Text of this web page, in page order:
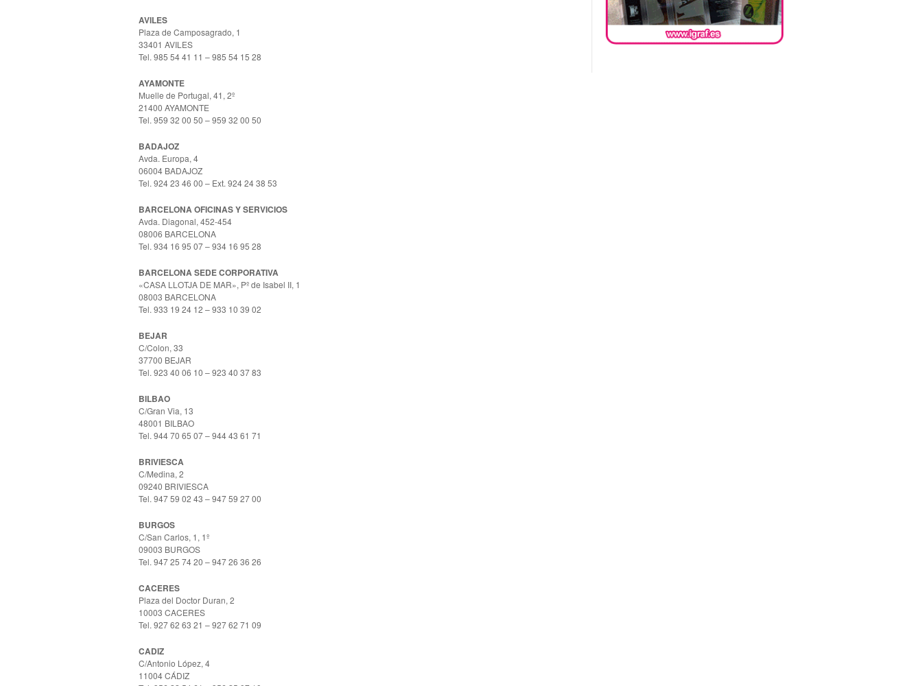
AVILES
Plaza de Camposagrado, 1
33401 AVILES
Tel. 985 54 41 11 – 985 54 15 28
AYAMONTE
Muelle de Portugal, 41, 2º
21400 AYAMONTE
Tel. 959 32 00 50 – 959 32 00 50
BADAJOZ
Avda. Europa, 4
06004 BADAJOZ
Tel. 924 23 46 00 – Ext. 924 24 38 53
BARCELONA OFICINAS Y SERVICIOS
Avda. Diagonal, 452-454
08006 BARCELONA
Tel. 934 16 95 07 – 934 16 95 28
BARCELONA SEDE CORPORATIVA
«CASA LLOTJA DE MAR», Pº de Isabel II, 1
08003 BARCELONA
Tel. 933 19 24 12 – 933 10 39 02
BEJAR
C/Colon, 33
37700 BEJAR
Tel. 923 40 06 10 – 923 40 37 83
BILBAO
C/Gran Via, 13
48001 BILBAO
Tel. 944 70 65 07 – 944 43 61 71
BRIVIESCA
C/Medina, 2
09240 BRIVIESCA
Tel. 947 59 02 43 – 947 59 27 00
BURGOS
C/San Carlos, 1, 1º
09003 BURGOS
Tel. 947 25 74 20 – 947 26 36 26
CACERES
Plaza del Doctor Duran, 2
10003 CACERES
Tel. 927 62 63 21 – 927 62 71 09
CADIZ
C/Antonio López, 4
11004 CÁDIZ